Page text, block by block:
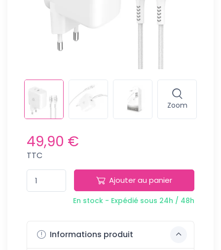
Zoom
49,90 €
TTC
Ajouter au panier
En stock - Expédié sous 24h / 48h
Informations produit